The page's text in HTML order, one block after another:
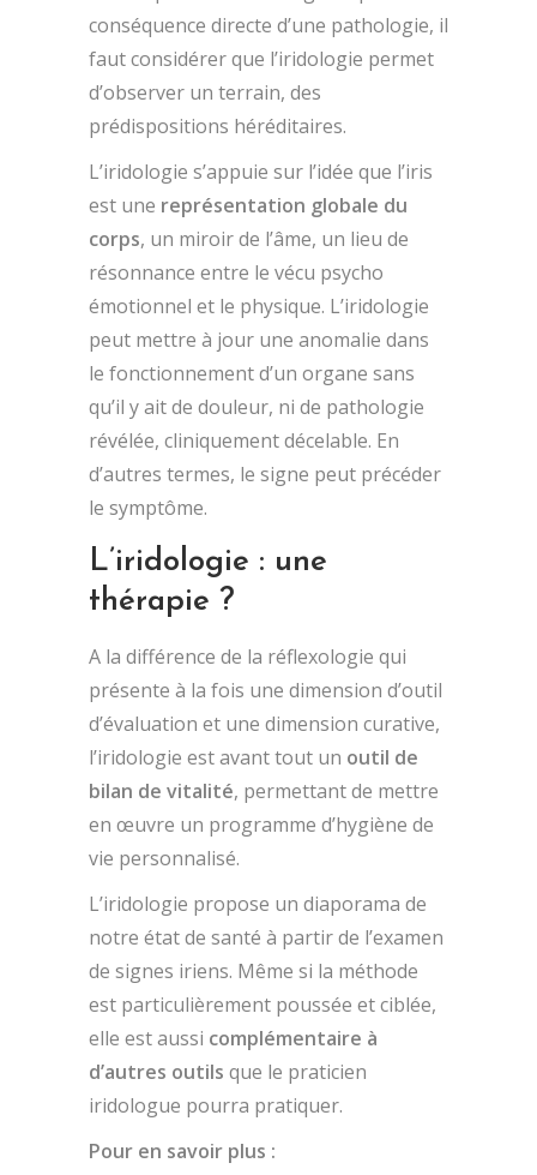
conséquence directe d’une pathologie, il
faut considérer que l’iridologie permet
d’observer un terrain, des
prédispositions héréditaires.
L’iridologie s’appuie sur l’idée que l’iris
est une représentation globale du
corps, un miroir de l’âme, un lieu de
résonnance entre le vécu psycho
émotionnel et le physique. L’iridologie
peut mettre à jour une anomalie dans
le fonctionnement d’un organe sans
qu’il y ait de douleur, ni de pathologie
révélée, cliniquement décelable. En
d’autres termes, le signe peut précéder
le symptôme.
L’iridologie : une
thérapie ?
A la différence de la réflexologie qui
présente à la fois une dimension d’outil
d’évaluation et une dimension curative,
l’iridologie est avant tout un outil de
bilan de vitalité, permettant de mettre
en œuvre un programme d’hygiène de
vie personnalisé.
L’iridologie propose un diaporama de
notre état de santé à partir de l’examen
de signes iriens. Même si la méthode
est particulièrement poussée et ciblée,
elle est aussi complémentaire à
d’autres outils que le praticien
iridologue pourra pratiquer.
Pour en savoir plus :